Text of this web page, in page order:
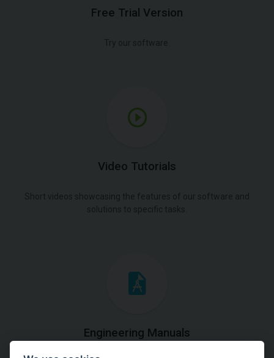
Free Trial Version
Try our software.
Video Tutorials
Short videos showcasing the features of our software and
solutions to specific tasks.
Engineering Manuals